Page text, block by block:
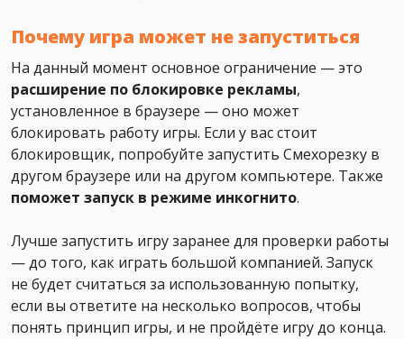
Почему игра может не запуститься
На данный момент основное ограничение — это
расширение по блокировке рекламы,
установленное в браузере — оно может
блокировать работу игры. Если у вас стоит
блокировщик, попробуйте запустить Смехорезку в
другом браузере или на другом компьютере. Также
поможет запуск в режиме инкогнито.
Лучше запустить игру заранее для проверки работы
— до того, как играть большой компанией. Запуск
не будет считаться за использованную попытку,
если вы ответите на несколько вопросов, чтобы
понять принцип игры, и не пройдёте игру до конца.